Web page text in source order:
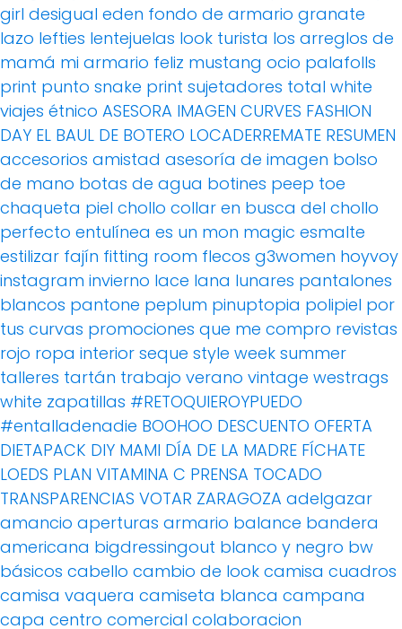
girl desigual eden fondo de armario granate
lazo lefties lentejuelas look turista los arreglos de
mamá mi armario feliz mustang ocio palafolls
print punto snake print sujetadores total white
viajes étnico ASESORA IMAGEN CURVES FASHION
DAY EL BAUL DE BOTERO LOCADERREMATE RESUMEN
accesorios amistad asesoría de imagen bolso
de mano botas de agua botines peep toe
chaqueta piel chollo collar en busca del chollo
perfecto entulínea es un mon magic esmalte
estilizar fajín fitting room flecos g3women hoyvoy
instagram invierno lace lana lunares pantalones
blancos pantone peplum pinuptopia polipiel por
tus curvas promociones que me compro revistas
rojo ropa interior seque style week summer
talleres tartán trabajo verano vintage westrags
white zapatillas #RETOQUIEROYPUEDO
#entalladenadie BOOHOO DESCUENTO OFERTA
DIETAPACK DIY MAMI DÍA DE LA MADRE FÍCHATE
LOEDS PLAN VITAMINA C PRENSA TOCADO
TRANSPARENCIAS VOTAR ZARAGOZA adelgazar
amancio aperturas armario balance bandera
americana bigdressingout blanco y negro bw
básicos cabello cambio de look camisa cuadros
camisa vaquera camiseta blanca campana
capa centro comercial colaboracion